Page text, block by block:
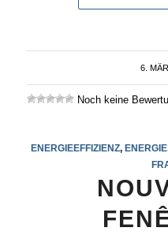
6. /
Noch keine
ENERGIEEFFIZIENZ,